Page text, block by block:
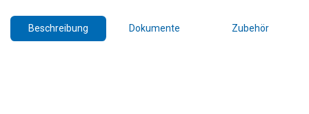
Beschreibung Dokumente Zubehör